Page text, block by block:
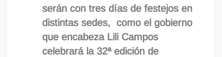
serán con tres días de festejos en
distintas sedes, como el gobierno
que encabeza Lili Campos
celebrará la 32ª edición de